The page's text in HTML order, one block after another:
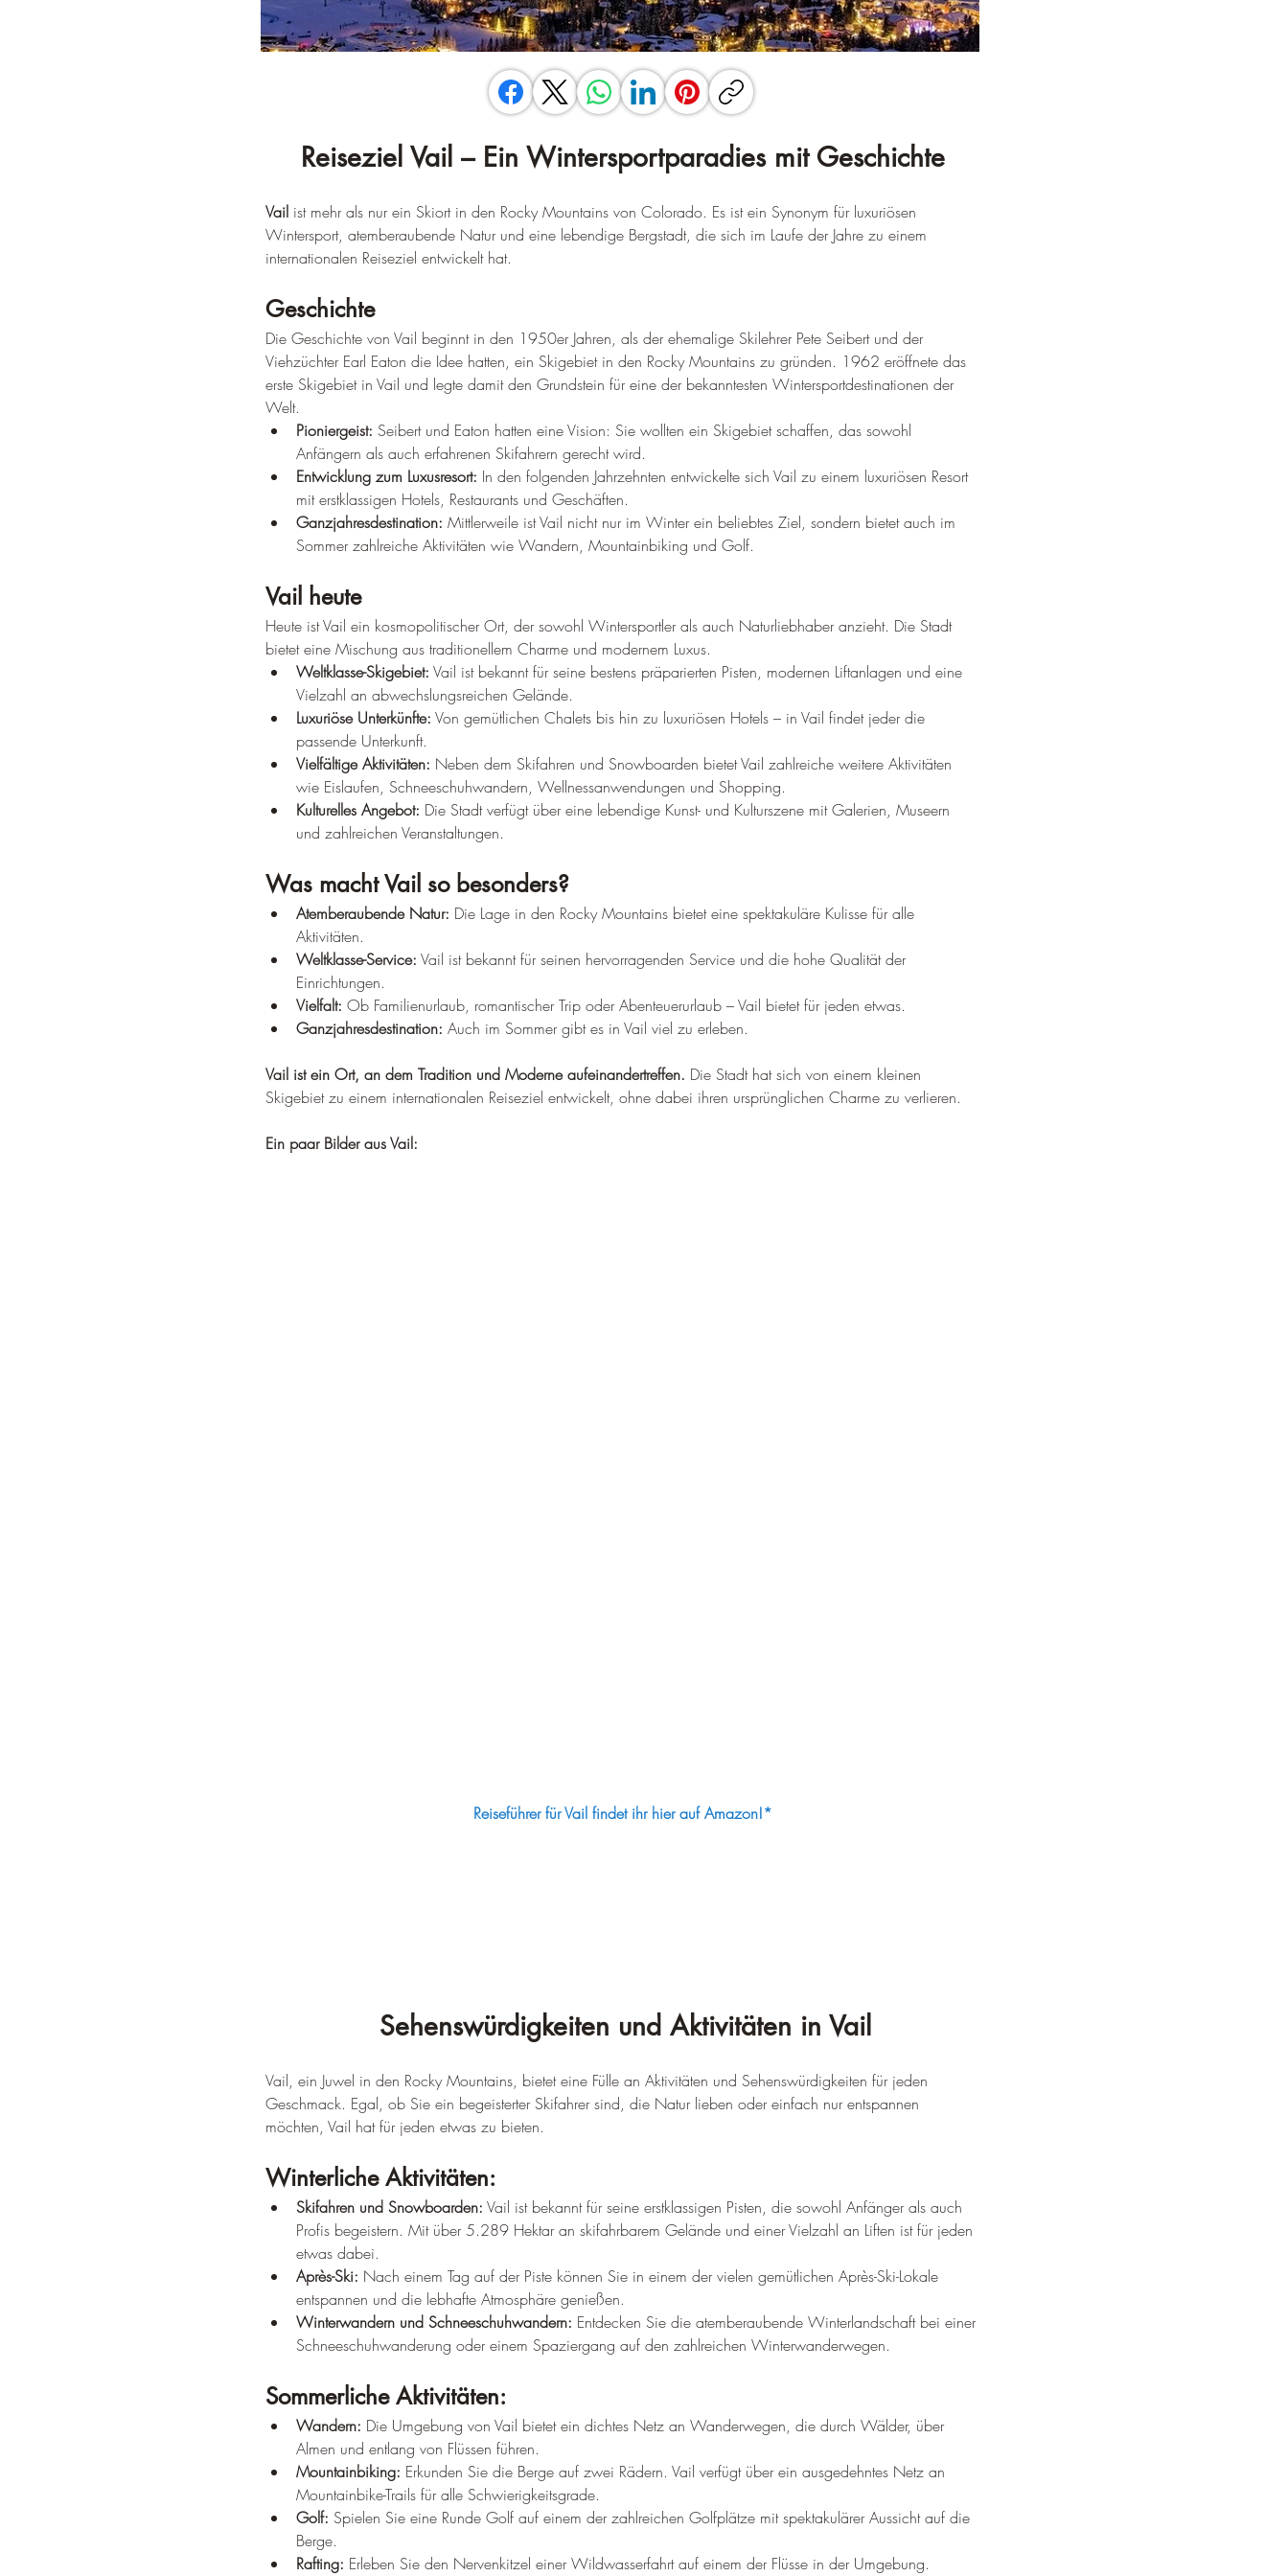
–¡
Reiseziel Vail – Ein Wintersportparadies mit Geschichte
Vail ist mehr als nur ein Skiort in den Rocky Mountains von Colorado. Es ist ein Synonym für luxuriösen
Wintersport, atemberaubende Natur und eine lebendige Bergstadt, die sich im Laufe der Jahre zu einem
internationalen Reiseziel entwickelt hat.
Geschichte
Die Geschichte von Vail beginnt in den 1950er Jahren, als der ehemalige Skilehrer Pete Seibert und der
Viehzüchter Earl Eaton die Idee hatten, ein Skigebiet in den Rocky Mountains zu gründen. 1962 eröffnete das
erste Skigebiet in Vail und legte damit den Grundstein für eine der bekanntesten Wintersportdestinationen der
Welt.
Pioniergeist: Seibert und Eaton hatten eine Vision: Sie wollten ein Skigebiet schaffen, das sowohl
Anfängern als auch erfahrenen Skifahrern gerecht wird.
Entwicklung zum Luxusresort: In den folgenden Jahrzehnten entwickelte sich Vail zu einem luxuriösen Resort
mit erstklassigen Hotels, Restaurants und Geschäften.
Ganzjahresdestination: Mittlerweile ist Vail nicht nur im Winter ein beliebtes Ziel, sondern bietet auch im
Sommer zahlreiche Aktivitäten wie Wandern, Mountainbiking und Golf.
Vail heute
Heute ist Vail ein kosmopolitischer Ort, der sowohl Wintersportler als auch Naturliebhaber anzieht. Die Stadt
bietet eine Mischung aus traditionellem Charme und modernem Luxus.
Weltklasse-Skigebiet: Vail ist bekannt für seine bestens präparierten Pisten, modernen Liftanlagen und eine
Vielzahl an abwechslungsreichen Gelände.
Luxuriöse Unterkünfte: Von gemütlichen Chalets bis hin zu luxuriösen Hotels – in Vail findet jeder die
passende Unterkunft.
Vielfältige Aktivitäten: Neben dem Skifahren und Snowboarden bietet Vail zahlreiche weitere Aktivitäten
wie Eislaufen, Schneeschuhwandern, Wellnessanwendungen und Shopping.
Kulturelles Angebot: Die Stadt verfügt über eine lebendige Kunst- und Kulturszene mit Galerien, Museern
und zahlreichen Veranstaltungen.
Was macht Vail so besonders?
Atemberaubende Natur: Die Lage in den Rocky Mountains bietet eine spektakuläre Kulisse für alle
Aktivitäten.
Weltklasse-Service: Vail ist bekannt für seinen hervorragenden Service und die hohe Qualität der
Einrichtungen.
Vielfalt: Ob Familienurlaub, romantischer Trip oder Abenteuerurlaub – Vail bietet für jeden etwas.
Ganzjahresdestination: Auch im Sommer gibt es in Vail viel zu erleben.
Vail ist ein Ort, an dem Tradition und Moderne aufeinandertreffen. Die Stadt hat sich von einem kleinen
Skigebiet zu einem internationalen Reiseziel entwickelt, ohne dabei ihren ursprünglichen Charme zu verlieren.
Ein paar Bilder aus Vail:
Reiseführer für Vail findet ihr hier auf Amazon!*
Sehenswürdigkeiten und Aktivitäten in Vail
Vail, ein Juwel in den Rocky Mountains, bietet eine Fülle an Aktivitäten und Sehenswürdigkeiten für jeden
Geschmack. Egal, ob Sie ein begeisterter Skifahrer sind, die Natur lieben oder einfach nur entspannen
möchten, Vail hat für jeden etwas zu bieten.
Winterliche Aktivitäten:
Skifahren und Snowboarden: Vail ist bekannt für seine erstklassigen Pisten, die sowohl Anfänger als auch
Profis begeistern. Mit über 5.289 Hektar an skifahrbarem Gelände und einer Vielzahl an Liften ist für jeden
etwas dabei.
Après-Ski: Nach einem Tag auf der Piste können Sie in einem der vielen gemütlichen Après-Ski-Lokale
entspannen und die lebhafte Atmosphäre genießen.
Winterwandern und Schneeschuhwandern: Entdecken Sie die atemberaubende Winterlandschaft bei einer
Schneeschuhwanderung oder einem Spaziergang auf den zahlreichen Winterwanderwegen.
Sommerliche Aktivitäten:
Wandern: Die Umgebung von Vail bietet ein dichtes Netz an Wanderwegen, die durch Wälder, über
Almen und entlang von Flüssen führen.
Mountainbiking: Erkunden Sie die Berge auf zwei Rädern. Vail verfügt über ein ausgedehntes Netz an
Mountainbike-Trails für alle Schwierigkeitsgrade.
Golf: Spielen Sie eine Runde Golf auf einem der zahlreichen Golfplätze mit spektakulärer Aussicht auf die
Berge.
Rafting: Erleben Sie den Nervenkitzel einer Wildwasserfahrt auf einem der Flüsse in der Umgebung.